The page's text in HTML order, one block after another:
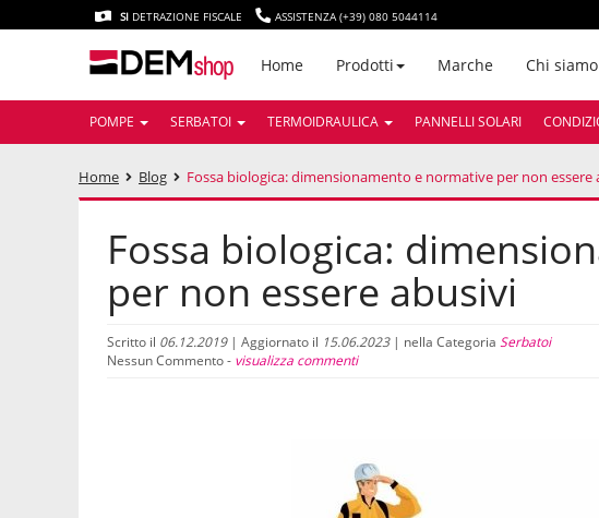
SI DETRAZIONE FISCALE ASSISTENZA (+39) 080 5044114
Home Prodotti Marche Chi siamo
POMPE SERBATOI TERMOIDRAULICA PANNELLI SOLARI
Home Blog Fossa biologica: dimensionamento e normative per non essere
Fossa biologica:
per non essere abusivi
Scritto il 06.12.2019| Aggiornato il 15.06.2023| nella Categoria Serbatoi
Nessun Commento - visualizza commenti